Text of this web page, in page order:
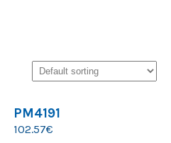
PM4191
102.57€